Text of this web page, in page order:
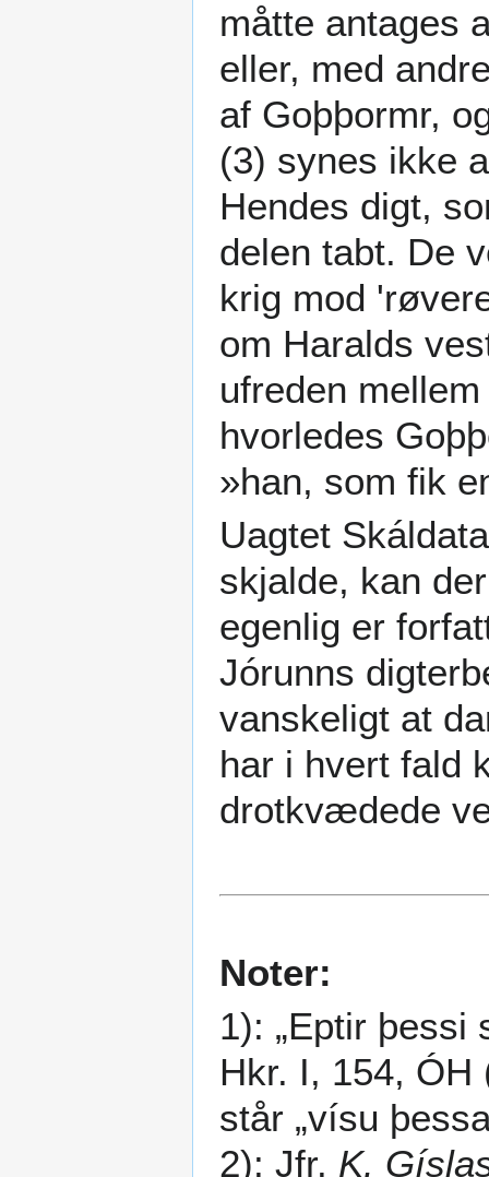
måtte antages
eller, med
af Goþþormr,
(3) synes ikke
Hendes digt,
delen tabt. De
krig mod
om Haralds
ufreden
hvorledes
»han, som fik
Uagtet
skjalde, kan
egenlig er
Jórunns
vanskeligt at
har i hvert fald
drotkvædede
Noter:
1): „Eptir þessi
Hkr. I, 154,
står „vísu
2): Jfr. K.